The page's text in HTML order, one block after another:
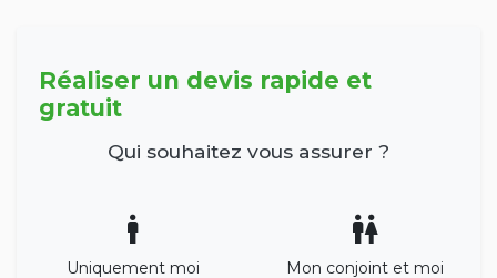
Réaliser un devis rapide et
gratuit
Qui souhaitez vous assurer ?
Uniquement moi Mon conjoint et moi